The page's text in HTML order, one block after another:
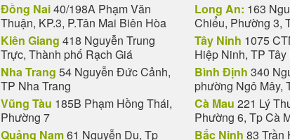
Đồng Nai40/198A Phạm Văn
Thuận, KP.3, P.Tân Mai Biên Hòa
Kiên Giang 418 Nguyễn Trung
Trực, Thành phố Rạch Giá
Nha Trang 54 Nguyễn Đức Cảnh,
TP Nha Trang
Vũng Tàu 185B Phạm Hồng Thái,
Phường 7
Quảng Nam61 Nguyễn Du, Tp
Long An: 163
Chiểu, Phường 3,
Tây Ninh 1075
Hiệp Ninh, TP Tây
Bình Định 340
phường Ngô Mây,
Cà Mau 221 Lý
Phường 6, Tp Cà
Bắc Ninh 83 Trần